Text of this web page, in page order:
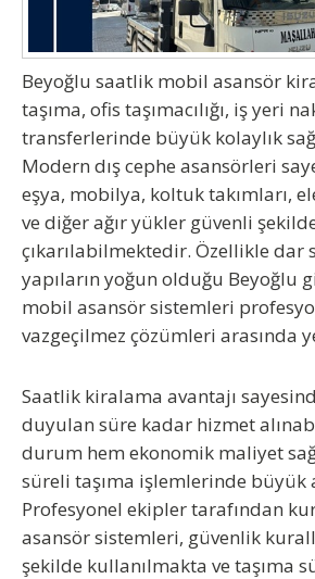
Beyoğlu saatlik mobil asansör
taşıma, ofis taşımacılığı, iş yeri
transferlerinde büyük kolaylık
Modern dış cephe asansörleri
eşya, mobilya, koltuk takımları,
ve diğer ağır yükler güvenli
çıkarılabilmektedir. Özellikle dar
yapıların yoğun olduğu Beyoğlu
mobil asansör sistemleri
vazgeçilmez çözümleri arasında
Saatlik kiralama avantajı
duyulan süre kadar hizmet
durum hem ekonomik maliyet
süreli taşıma işlemlerinde büyük
Profesyonel ekipler tarafından
asansör sistemleri, güvenlik
şekilde kullanılmakta ve taşıma